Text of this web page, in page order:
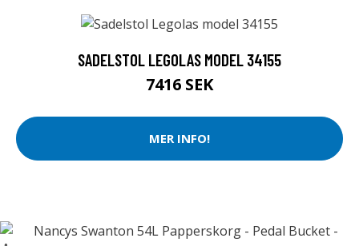
SADELSTOL LEGOLAS MODEL 34155
7416 SEK
MER INFO!